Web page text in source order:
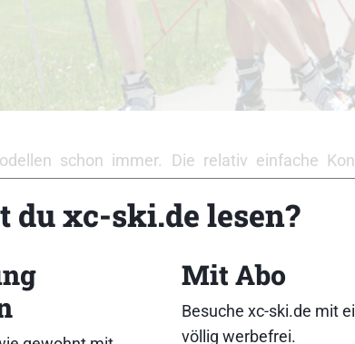
schon immer. Die relativ einfache
Gimmicks bedarf macht es einfach,
aber einen großen Trend: den hin zu 100er
Rollen belegt, die kleinen Walzen
Vorsprung erneut Testsieger, mit einer
auch schon der Preis-Leistungs-Sieger in
xc-ski.de lesen?
Mit Abo
Besuche xc-ski.de mit
völlig werbefrei.